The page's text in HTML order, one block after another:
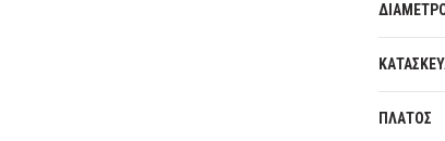
ΠΛΑΤΟΣ